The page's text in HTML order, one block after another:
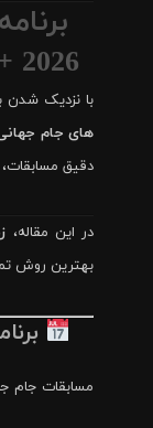
2026 + زمان پخش و کانال‌ها
با نزدیک شدن
های جام جهانی
دقیق
در این مقاله،
بهترین روش
مسابقات جام